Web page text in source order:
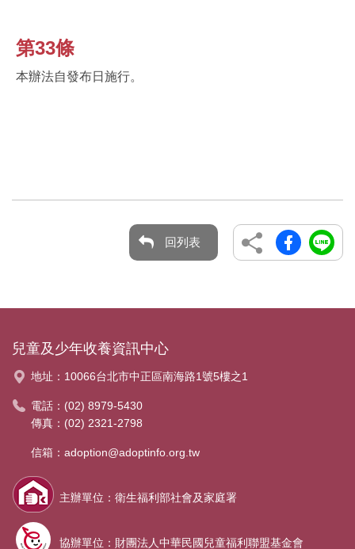
第33條
本辦法自發布日施行。
回列表
兒童及少年收養資訊中心
地址： 10066台北市中正區南海路1號5樓之1
電話： (02) 8979-5430
傳真：(02) 2321-2798
信箱： adoption@adoptinfo.org.tw
主辦單位：衛生福利部社會及家庭署
協辦單位：財團法人中華民國兒童福利聯盟基金會